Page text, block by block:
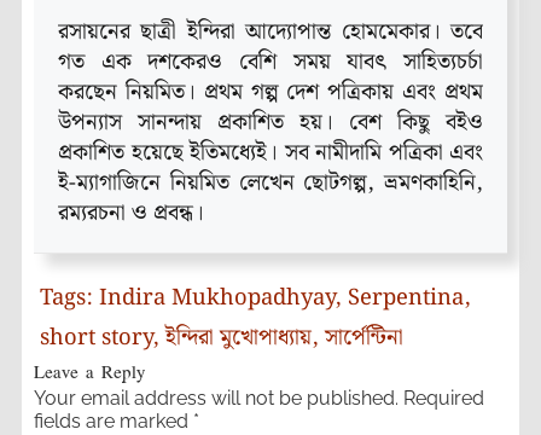
রসায়নের ছাত্রী ইন্দিরা আদ্যোপান্ত হোমমেকার। তবে
গত এক দশকেরও বেশি সময় যাবৎ সাহিত্যচর্চা
করছেন নিয়মিত। প্রথম গল্প দেশ পত্রিকায় এবং প্রথম
উপন্যাস সানন্দায় প্রকাশিত হয়। বেশ কিছু বইও
প্রকাশিত হয়েছে ইতিমধ্যেই। সব নামীদামি পত্রিকা এবং
ই-ম্যাগাজিনে নিয়মিত লেখেন ছোটগল্প, ভ্রমণকাহিনি,
রম্যরচনা ও প্রবন্ধ।
Tags: Indira Mukhopadhyay, Serpentina,
short story,ইন্দিরা মুখোপাধ্যায়,সার্পেন্টিনা
Leave a Reply
Your email address will not be published. Required
fields are marked *